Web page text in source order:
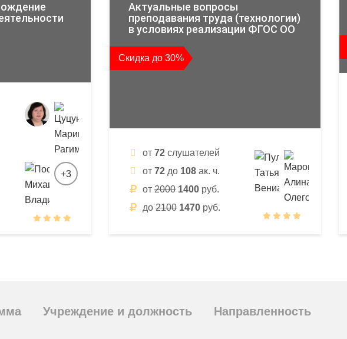
+3
Актуальные вопросы
преподавания труда (технологии)
в условиях реализации ФГОС ОО
Скидка до 30%
от 72 слушателей
от 72 до 108 ак. ч.
от 2000 1400 руб.
до 2100 1470 руб.
Учреждение и должность Направленность